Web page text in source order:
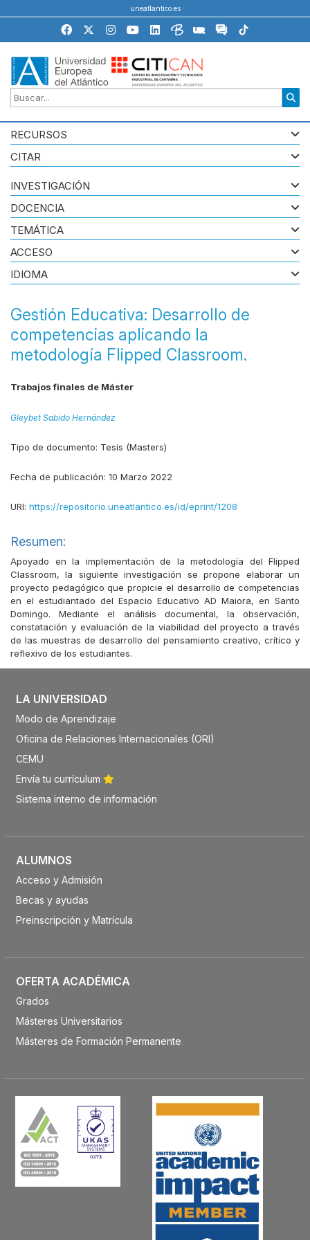
uneatlantico.es
RECURSOS
CITAR
Gestión Educativa: Desarrollo de
competencias aplicando la
metodología Flipped Classroom.
Trabajos finales de Máster
Gleybet Sabido Hernández
Tipo de documento: Tesis (Masters)
Fecha de publicación: 10 Marzo 2022
URI: https://repositorio.uneatlantico.es/id/eprint/1208
Resumen:
Apoyado en la implementación de la metodología del Flipped
Classroom, la siguiente investigación se propone elaborar un
proyecto pedagógico que propicie el desarrollo de competencias
en el estudiantado del Espacio Educativo AD Maiora, en Santo
Domingo. Mediante el análisis documental, la observación,
constatación y evaluación de la viabilidad del proyecto a través
de las muestras de desarrollo del pensamiento creativo, crítico y
reflexivo de los estudiantes.
INVESTIGACIÓN
DOCENCIA
TEMÁTICA
ACCESO
IDIOMA
LA UNIVERSIDAD
Modo de Aprendizaje
Oficina de Relaciones Internacionales (ORI)
CEMU
Envía tu currículum
Sistema interno de información
ALUMNOS
Acceso y Admisión
Becas y ayudas
Preinscripción y Matrícula
OFERTA ACADÉMICA
Grados
Másteres Universitarios
Másteres de Formación Permanente